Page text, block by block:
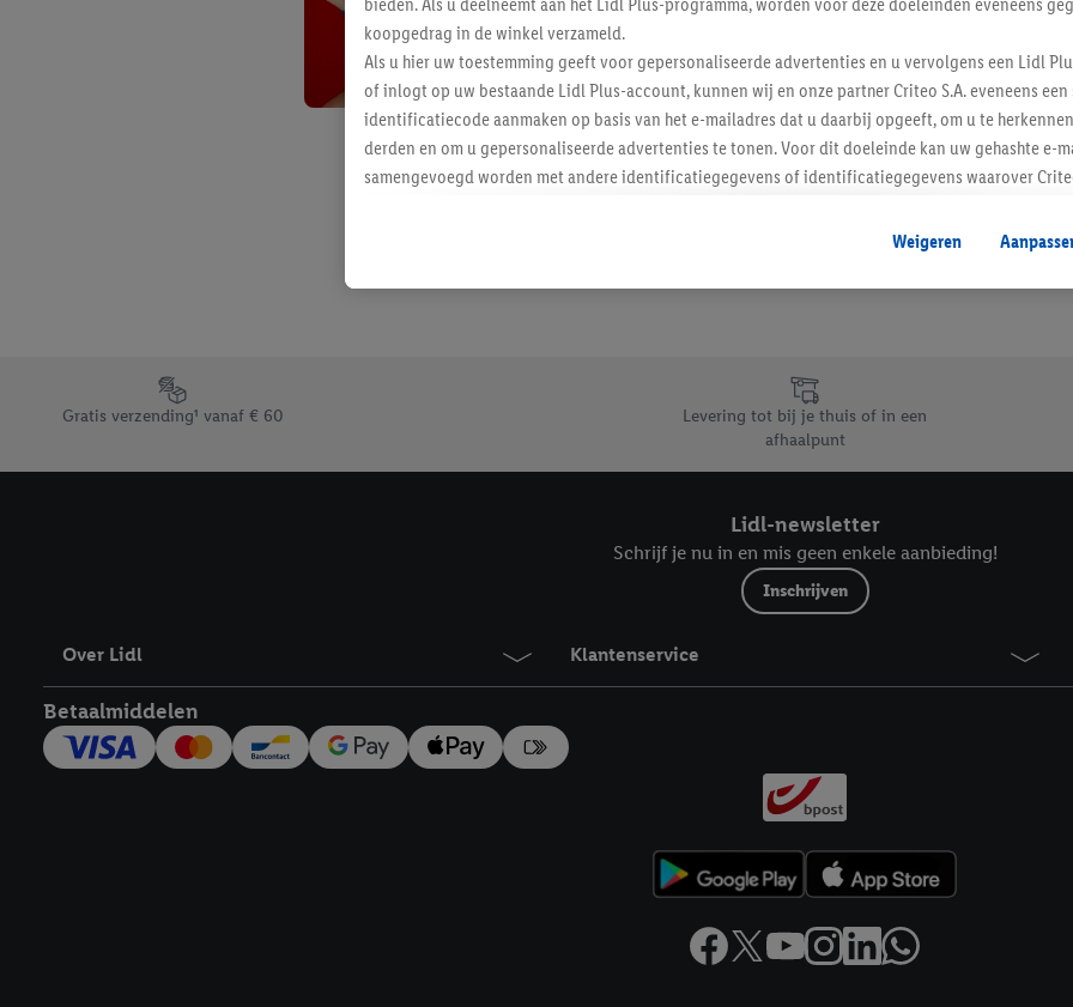
Footerelement met de verschillende USPs van Lidl.be
Gratis verzending¹ vanaf € 60
Levering tot bij je thuis of in een
afhaalpunt
Lidl-newsletter
Schrijf je nu in en mis geen enkele aanbieding!
Inschrijven
Over Lidl Klantenservice
Betaalmiddelen
koopgedrag in de winkel verzameld.
Als u hier uw toestemming geeft voor gepersonaliseerde advertenties en u vervolgens een Lidl
of inlogt op uw bestaande Lidl Plus-account, kunnen wij en onze partner Criteo S.A. eveneens
identificatiecode aanmaken op basis van het e-mailadres dat u daarbij opgeeft, om u te
derden en om u gepersonaliseerde advertenties te tonen. Voor dit doeleinde kan uw gehashte e-
samengevoegd worden met andere identificatiegegevens of identificatiegegevens waarover
Als u hiermee akkoord gaat, kunnen advertenties in het kader van retargeting, d.w.z. advertenties
u interesse hebt getoond (bijvoorbeeld door het product in de webshop aan uw winkelmandje
niet te kopen), ook op verschillende apparaten en verschillende Lidl-diensten worden
Onder “Aanpassen” kunt u individuele doeleinden toestaan en meer informatie vinden over de
Door op “weigeren” te klikken, kunt u alleen het gebruik van de noodzakelijke technologieën
“aanvaarden” te klikken, stemt u in met alle verwerkingen voor alle bovengenoemde doeleinden.
Weigeren